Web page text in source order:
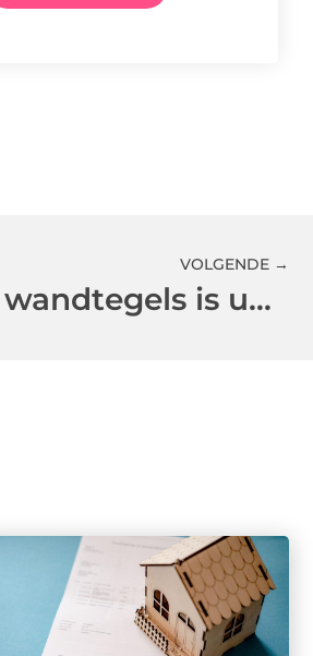
VOLGENDE →
Met nieuwe vloertegels en wandtegels is uw ruimte weer als nieuw